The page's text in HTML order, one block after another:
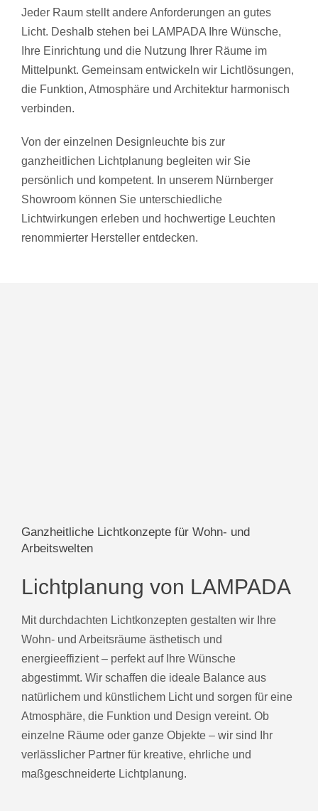
Jeder Raum stellt andere Anforderungen an gutes
Licht. Deshalb stehen bei LAMPADA Ihre Wünsche,
Ihre Einrichtung und die Nutzung Ihrer Räume im
Mittelpunkt. Gemeinsam entwickeln wir Lichtlösungen,
die Funktion, Atmosphäre und Architektur harmonisch
verbinden.
Von der einzelnen Designleuchte bis zur
ganzheitlichen Lichtplanung begleiten wir Sie
persönlich und kompetent. In unserem Nürnberger
Showroom können Sie unterschiedliche
Lichtwirkungen erleben und hochwertige Leuchten
renommierter Hersteller entdecken.
Ganzheitliche Lichtkonzepte für Wohn- und
Arbeitswelten
Lichtplanung von LAMPADA
Mit durchdachten Lichtkonzepten gestalten wir Ihre
Wohn- und Arbeitsräume ästhetisch und
energieeffizient – perfekt auf Ihre Wünsche
abgestimmt. Wir schaffen die ideale Balance aus
natürlichem und künstlichem Licht und sorgen für eine
Atmosphäre, die Funktion und Design vereint. Ob
einzelne Räume oder ganze Objekte – wir sind Ihr
verlässlicher Partner für kreative, ehrliche und
maßgeschneiderte Lichtplanung.